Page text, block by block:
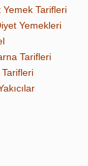
Yemek Tarifleri
Yemekleri
Tarifleri
Tarifleri